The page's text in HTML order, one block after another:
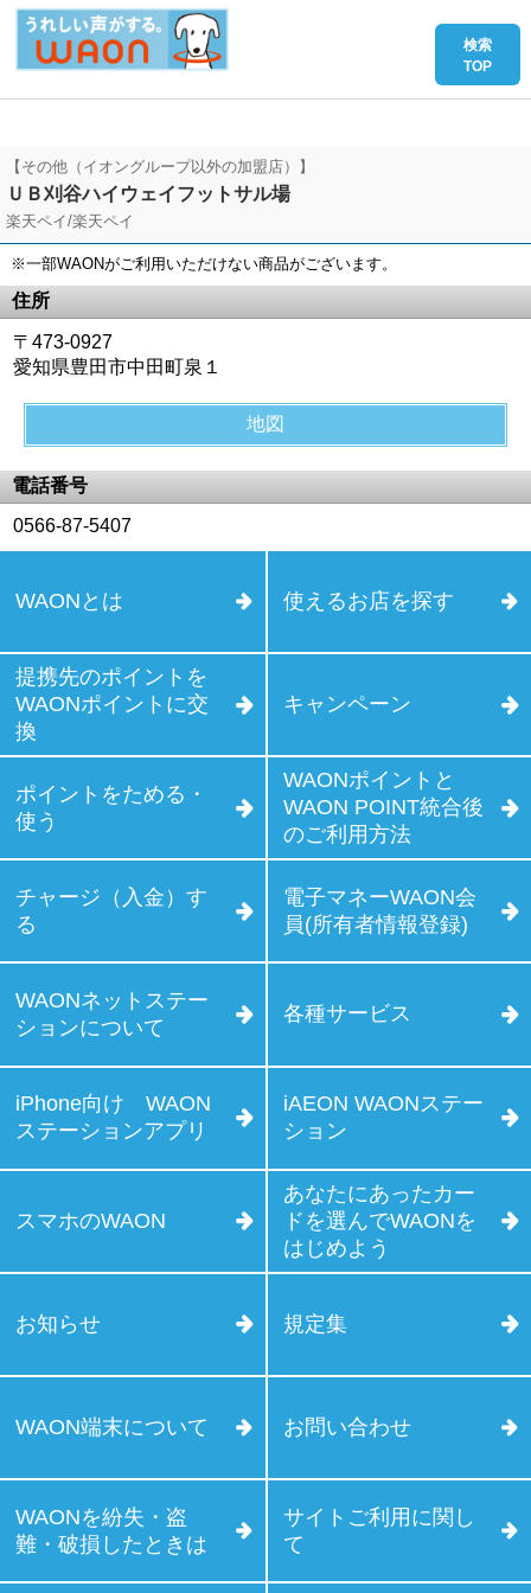
【その他（イオングループ以外の加盟店）】
ＵＢ刈谷ハイウェイフットサル場
楽天ペイ/楽天ペイ
※一部WAONがご利用いただけない商品がございます。
住所
〒473-0927
愛知県豊田市中田町泉１
地図
電話番号
0566-87-5407